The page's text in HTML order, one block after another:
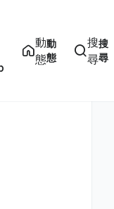
動
態
動
態
搜
尋
搜
尋